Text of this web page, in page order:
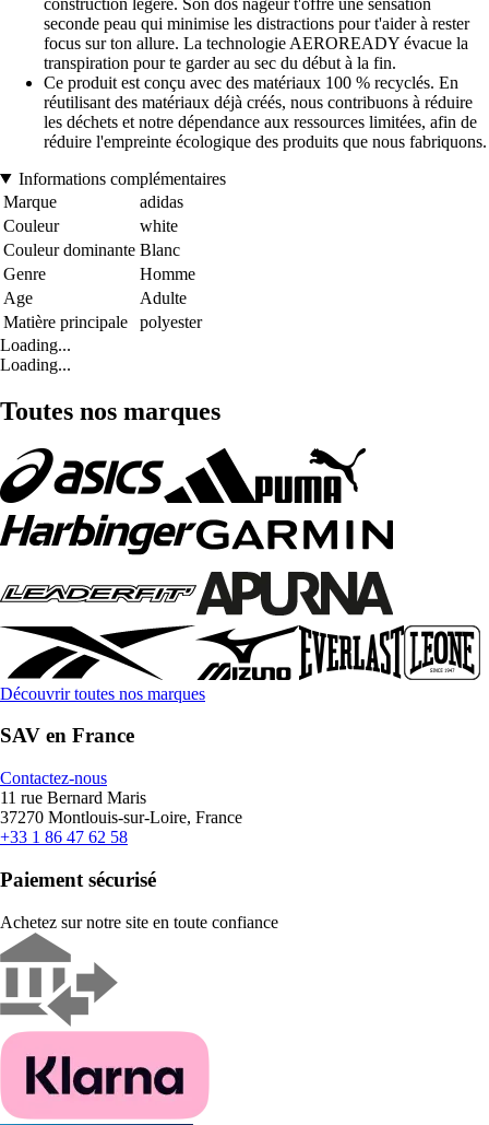
seconde peau qui minimise les distractions pour t'aider à rester
focus sur ton allure. La technologie AEROREADY évacue la
transpiration pour te garder au sec du début à la fin.
Ce produit est conçu avec des matériaux 100 % recyclés. En
réutilisant des matériaux déjà créés, nous contribuons à réduire
les déchets et notre dépendance aux ressources limitées, afin de
réduire l'empreinte écologique des produits que nous fabriquons.
Informations complémentaires
Marque
adidas
Couleur
white
Couleur dominante Blanc
Genre
Homme
Age
Adulte
Matière principale
polyester
Loading...
Loading...
Toutes nos marques
Découvrir toutes nos marques
SAV en France
Contactez-nous
11 rue Bernard Maris
37270 Montlouis-sur-Loire, France
+33 1 86 47 62 58
Paiement sécurisé
Achetez sur notre site en toute confiance